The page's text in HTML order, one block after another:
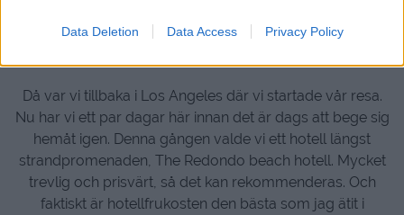
Data Deletion Data Access Privacy Policy
Då var vi tillbaka i Los Angeles där vi startade vår resa.
Nu har vi ett par dagar här innan det är dags att bege sig
hemåt igen. Denna gången valde vi ett hotell längst
strandpromenaden, The Redondo beach hotell. Mycket
trevlig och prisvärt, så det kan rekommenderas. Och
faktiskt är hotellfrukosten den bästa som jag ätit i